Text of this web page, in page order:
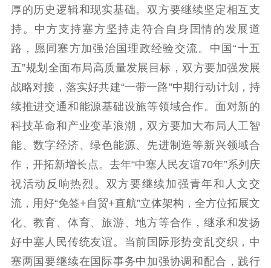
社会宣传
思想政治教育 爱国主义教育
全民国防教育
红色资源保护利
用
新闻出版
精品出版 全民阅读
出版监管
扫黄打非
电影工作
电影创作 电影市场
机关党建
党建要闻 学习在线
厚的历史逻辑和现实基础。双方要继续坚定相互支
持。中方支持塞方坚持走符合自身国情的发展道
路，愿同塞方加强治国理政经验交流。中国“十五
五”规划全面布局高质量发展目标，双方要加强发展
战略对接，落实好共建“一带一路”中期行动计划，持
续推进交通和能源基础设施等领域合作。面对新的
科技革命和产业变革浪潮，双方要加大布局人工智
能、数字经济、绿色能源、先进制造等新兴领域合
作，开拓新增长点。去年“中塞人民友谊70年”系列庆
祝活动反响热烈。双方要继续加强青年和人文交
流，用好“免签+自贸+直航”立体架构，全方位拓展文
化、教育、体育、旅游、地方等合作，继承和发扬
好中塞人民传统友谊。当前国际形势变乱交织，中
塞两国要继续在国际事务中加强协调和配合，践行